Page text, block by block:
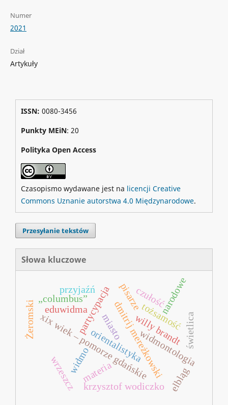
Numer
2021
Dział
Artykuły
ISSN: 0080-3456
Punkty MEiN: 20
Polityka Open Access
Czasopismo wydawane jest na licencji Creative
Commons Uznanie autorstwa 4.0 Międzynarodowe.
Przesyłanie tekstów
Słowa kluczowe
dmitrij mereżkowski
tożsamość
orientalistyka
xix wiek – pomorze gdańskie
partycypacjamiasto
materia
krzysztof wodiczko
widmontologia
eduwidma
widmo
willy brandt
narodowe
pisarze
Żeromski
elbląg
„columbus” czułość
świetlica
przyjaźń
wrzeszcz